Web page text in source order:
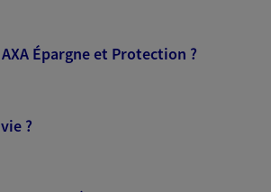
Épargne et Protection ?
?